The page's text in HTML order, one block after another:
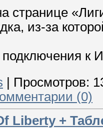
странице
из-за
к
Просмотров:
(0)
Liberty +